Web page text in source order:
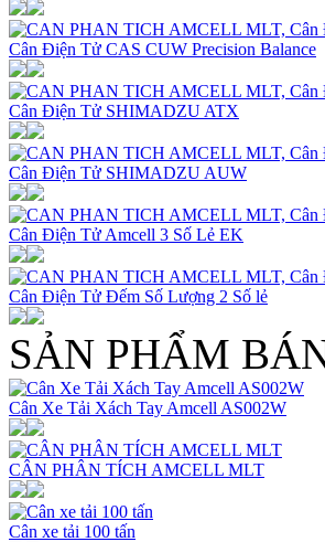
Cân Điện Tử CAS CUW Precision Balance
Cân Điện Tử SHIMADZU ATX
Cân Điện Tử SHIMADZU AUW
Cân Điện Tử Amcell 3 Số Lẻ EK
Cân Điện Tử Đếm Số Lượng 2 Số lẻ
SẢN PHẨM
Cân Xe Tải Xách Tay Amcell AS002W
CÂN PHÂN TÍCH AMCELL MLT
Cân xe tải 100 tấn